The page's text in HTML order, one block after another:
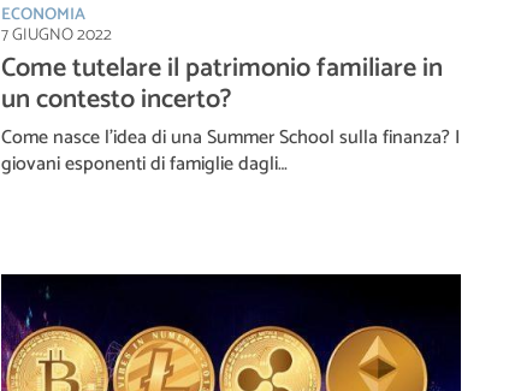
ECONOMIA
7 GIUGNO 2022
Come tutelare il patrimonio familiare in
un contesto incerto?
Come nasce l’idea di una Summer School sulla finanza? I
giovani esponenti di famiglie dagli…